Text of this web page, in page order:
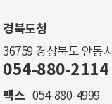
경북도청
36759 경상북도 안동
054-880-2114
팩스 054-880-4999